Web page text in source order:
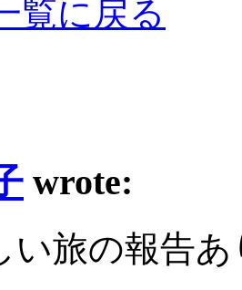
覧に戻る
wrote:
旅の報告あ